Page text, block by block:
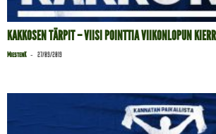
KAKKOSEN TÄRPIT – VIISI POINTTIA VIIKONLOPUN
MiestenK - 27/09/2019